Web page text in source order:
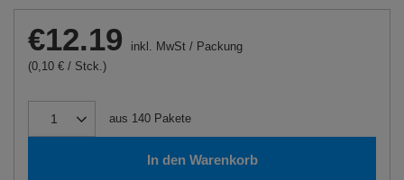
€12.19 inkl. MwSt / Packung
(0,10 € / Stck.)
aus 140 Pakete
In den Warenkorb